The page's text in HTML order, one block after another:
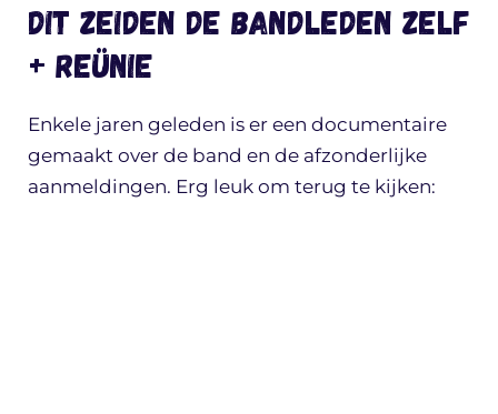
Dit zeiden de bandleden zelf
+ REÜNIE
Enkele jaren geleden is er een documentaire
gemaakt over de band en de afzonderlijke
aanmeldingen. Erg leuk om terug te kijken: